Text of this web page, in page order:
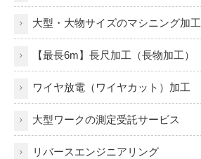
大型・大物サイズのマシニング加工
【最長6m】長尺加工（長物加工）
ワイヤ放電（ワイヤカット）加工
大型ワークの測定受託サービス
リバースエンジニアリング